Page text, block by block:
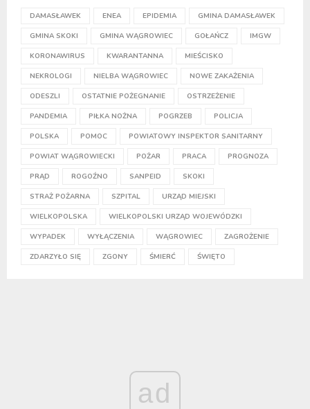
DAMASŁAWEK ENEA EPIDEMIA GMINA DAMASŁAWEK
GMINA SKOKI GMINA WĄGROWIEC GOŁAŃCZ IMGW
KORONAWIRUS KWARANTANNA MIEŚCISKO
NEKROLOGI NIELBA WĄGROWIEC NOWE ZAKAŻENIA
ODESZLI OSTATNIE POŻEGNANIE OSTRZEŻENIE
PANDEMIA PIŁKA NOŻNA POGRZEB POLICJA
POLSKA POMOC POWIATOWY INSPEKTOR SANITARNY
POWIAT WĄGROWIECKI POŻAR PRACA PROGNOZA
PRĄD ROGOŹNO SANPEID SKOKI
STRAŻ POŻARNA SZPITAL URZĄD MIEJSKI
WIELKOPOLSKA WIELKOPOLSKI URZĄD WOJEWÓDZKI
WYPADEK WYŁĄCZENIA WĄGROWIEC ZAGROŻENIE
ZDARZYŁO SIĘ ZGONY ŚMIERĆ ŚWIĘTO
ad